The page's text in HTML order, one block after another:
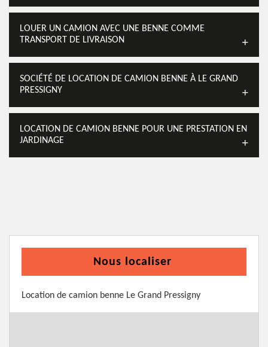
LOUER UN CAMION AVEC UNE BENNE COMME
TRANSPORT DE LIVRAISON
SOCIÉTÉ DE LOCATION DE CAMION BENNE À LE GRAND
PRESSIGNY
LOCATION DE CAMION BENNE POUR UNE PRESTATION EN
JARDINAGE
Nous localiser
Location de camion benne Le Grand Pressigny